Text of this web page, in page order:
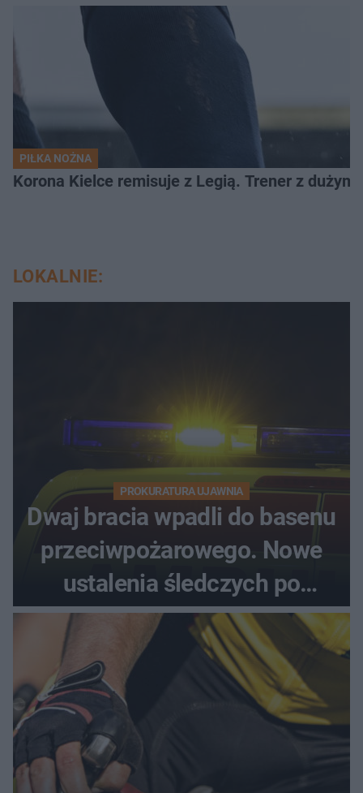
PIŁKA NOŻNA
Korona Kielce remisuje z Legią. Trener z dużym
LOKALNIE:
PROKURATURA UJAWNIA
Dwaj bracia wpadli do basenu
przeciwpożarowego. Nowe
ustalenia śledczych po
dramatycznej akcji